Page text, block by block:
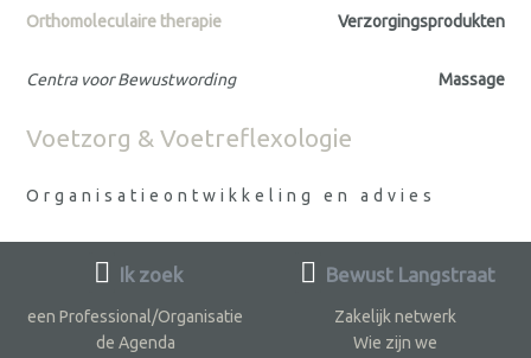
Orthomoleculaire therapie Verzorgingsprodukten
Centra voor Bewustwording Massage
Voetzorg & Voetreflexologie
Organisatieontwikkeling en advies
Ik zoek
een Professional/Organisatie
de Agenda
Bewust Langstraat
Zakelijk netwerk
Wie zijn we